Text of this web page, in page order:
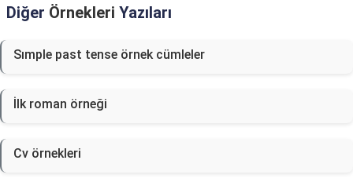
Diğer Örnekleri Yazıları
Sımple past tense örnek cümleler
İlk roman örneği
Cv örnekleri